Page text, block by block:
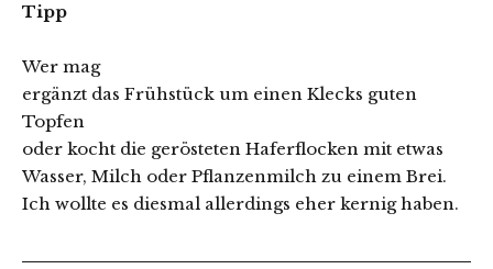
Tipp
Wer mag
ergänzt das Frühstück um einen Klecks guten
Topfen
oder kocht die gerösteten Haferflocken mit etwas
Wasser, Milch oder Pflanzenmilch zu einem Brei.
Ich wollte es diesmal allerdings eher kernig haben.